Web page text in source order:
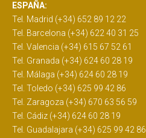
ESPAÑA:
Tel. Madrid (+34) 652 89 12 22
Tel. Barcelona (+34) 622 40 31 25
Tel. Valencia (+34) 615 67 52 61
Tel. Granada (+34) 624 60 28 19
Tel. Málaga (+34) 624 60 28 19
Tel. Toledo (+34) 625 99 42 86
Tel. Zaragoza (+34) 670 63 56 59
Tel. Cádiz (+34) 624 60 28 19
Tel. Guadalajara (+34) 625 99 42 86